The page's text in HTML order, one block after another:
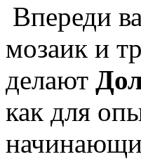
Впереди
мозаик и
делают
как для